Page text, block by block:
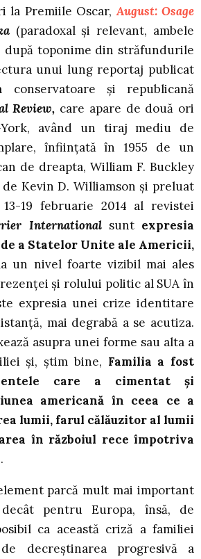
la Premiile Oscar,August: Osage
(paradoxal şi relevant, ambele
toponime din străfundurile
unui lung reportaj publicat
şi republicană
Review, care apare de două ori
având un tiraj mediu de
înfiinţată în 1955 de un
de dreapta, William F. Buckley
Kevin D. Williamson şi preluat
19 februarie 2014 al revistei
Internationalsunt expresia
a Statelor Unite ale Americii,
un nivel foarte vizibil mai ales
şi rolului politic al SUA în
expresia unei crize identitare
mai degrabă a se acutiza.
asupra unei forme sau alta a
şi, ştim bine, Familia a fost
care a cimentat şi
americană în ceea ce a
lumii, farul călăuzitor al lumii
în războiul rece împotriva
.
parcă mult mai important
pentru Europa, însă, de
ca această criză a familiei
decreştinarea progresivă a